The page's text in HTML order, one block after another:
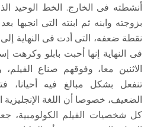
أنشطته فى الخارج. الخط الوحيد
بزوجته وابنه ثم ابنته التى انجبها
نقطة ضعفه، التى أدت فى النهاية إلى
فى النهاية إنها أحبت بابلو وكرهت
الاثنين معا، وفوقهم صناع الفيلم،
تنفعل بشكل مبالغ فيه أحيانا،
الضعيف، خصوصا أن اللغة الإنجليزية
كل شخصيات الفيلم الكولومبية،